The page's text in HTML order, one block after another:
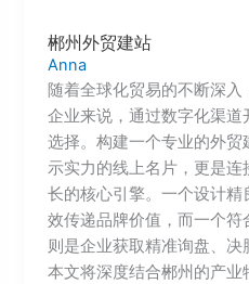
郴州外贸建站
Anna
随着全球化贸易的不断深入
企业来说，通过数字化渠
选择。构建一个专业的外
示实力的线上名片，更是
长的核心引擎。一个设计
效传递品牌价值，而一个符
则是企业获取精准询盘、决
本文将深度结合郴州的产